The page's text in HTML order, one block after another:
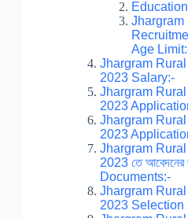
Jhargram
Age
Jhargram
2023 Salary:-
Jhargram
2023
Jhargram
2023
Jhargram
2023 তে
Documents:-
Jhargram
2023 Selection